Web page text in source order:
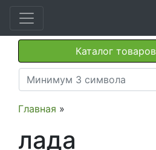
Каталог товаров
Главная »
лада